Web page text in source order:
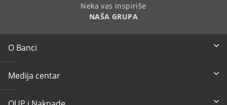
Neka vas inspiriše
NAŠA GRUPA
O Banci
Medija centar